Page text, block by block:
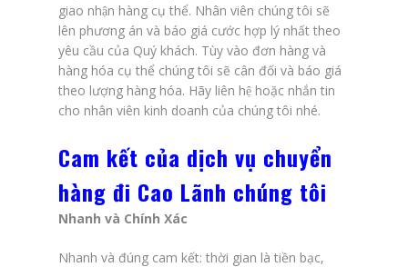
giao nhận hàng cụ thể. Nhân viên chúng tôi sẽ
lên phương án và báo giá cước hợp lý nhất theo
yêu cầu của Quý khách. Tùy vào đơn hàng và
hàng hóa cụ thể chúng tôi sẽ cân đối và báo giá
theo lượng hàng hóa. Hãy liên hệ hoặc nhắn tin
cho nhân viên kinh doanh của chúng tôi nhé.
Cam kết của dịch vụ chuyển
hàng đi Cao Lãnh chúng tôi
Nhanh và Chính Xác
Nhanh và đúng cam kết: thời gian là tiền bạc,